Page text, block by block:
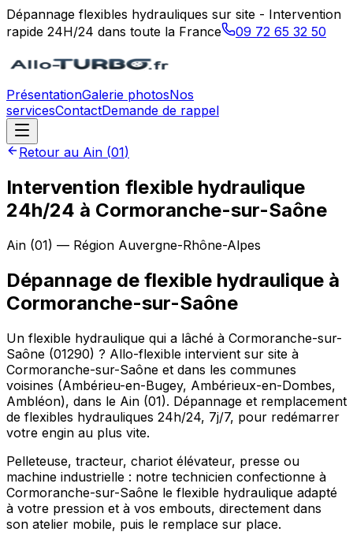
Dépannage flexibles hydrauliques sur site - Intervention
rapide 24H/24 dans toute la France
09 72 65 32 50
PrésentationGalerie photosNos
servicesContactDemande de rappel
Retour au Ain (01)
Intervention flexible hydraulique
24h/24 à Cormoranche-sur-Saône
Ain (01) — Région Auvergne-Rhône-Alpes
Dépannage de flexible hydraulique à
Cormoranche-sur-Saône
Un flexible hydraulique qui a lâché à Cormoranche-sur-
Saône (01290) ? Allo-flexible intervient sur site à
Cormoranche-sur-Saône et dans les communes
voisines (Ambérieu-en-Bugey, Ambérieux-en-Dombes,
Ambléon), dans le Ain (01). Dépannage et remplacement
de flexibles hydrauliques 24h/24, 7j/7, pour redémarrer
votre engin au plus vite.
Pelleteuse, tracteur, chariot élévateur, presse ou
machine industrielle : notre technicien confectionne à
Cormoranche-sur-Saône le flexible hydraulique adapté
à votre pression et à vos embouts, directement dans
son atelier mobile, puis le remplace sur place.